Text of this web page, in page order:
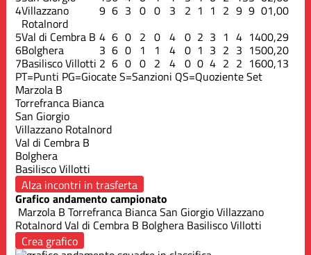
4Villazzano
Rotalnord
9 6 3 0 0 3 2 1 1 2 9 9 01,00
5Val di Cembra B 4 6 0 2 0 4 0 2 3 1 4 1400,29
6Bolghera 3 6 0 1 1 4 0 1 3 2 3 1500,20
7Basilisco Villotti 2 6 0 0 2 4 0 0 4 2 2 1600,13
PT=Punti PG=GiocateS=Sanzioni QS=Quoziente Set
Marzola B
Torrefranca Bianca
San Giorgio
Villazzano Rotalnord
Val di Cembra B
Bolghera
Basilisco Villotti
Alza incontri in trasferta
Grafico andamento campionato
Marzola B Torrefranca BiancaSan GiorgioVillazzano
RotalnordVal di Cembra B Bolghera Basilisco Villotti
Crea grafico